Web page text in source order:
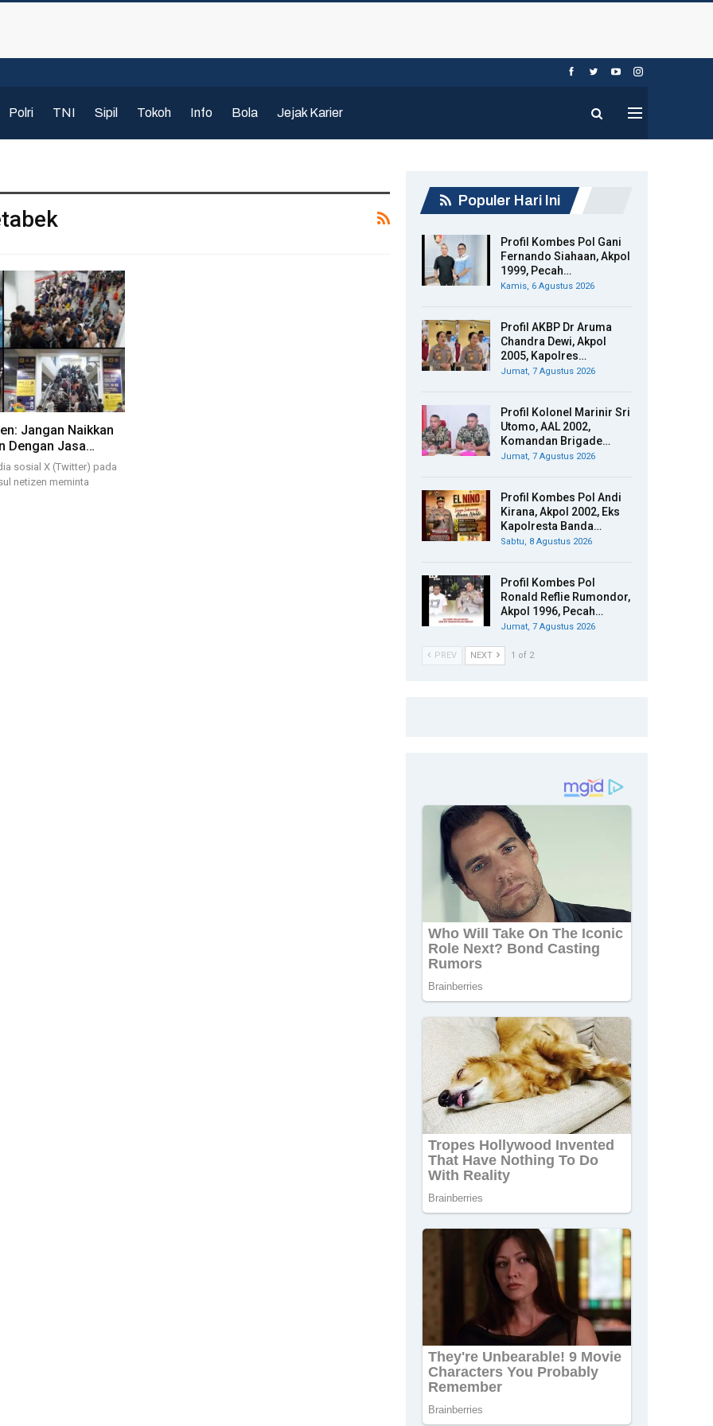
Polri TNI Sipil Tokoh Info Bola Jejak Karier
Jangan Naikkan
Dengan Jasa…
sosial X (Twitter) pada
netizen meminta
Populer Hari Ini
Profil Kombes Pol Gani
Fernando Siahaan, Akpol
1999, Pecah…
Kamis, 6 Agustus 2026
Profil AKBP Dr Aruma
Chandra Dewi, Akpol
2005, Kapolres…
Jumat, 7 Agustus 2026
Profil Kolonel Marinir Sri
Utomo, AAL 2002,
Komandan Brigade…
Jumat, 7 Agustus 2026
Profil Kombes Pol Andi
Kirana, Akpol 2002, Eks
Kapolresta Banda…
Sabtu, 8 Agustus 2026
Profil Kombes Pol
Ronald Reflie Rumondor,
Akpol 1996, Pecah…
Jumat, 7 Agustus 2026
PREV NEXT 1 of 2